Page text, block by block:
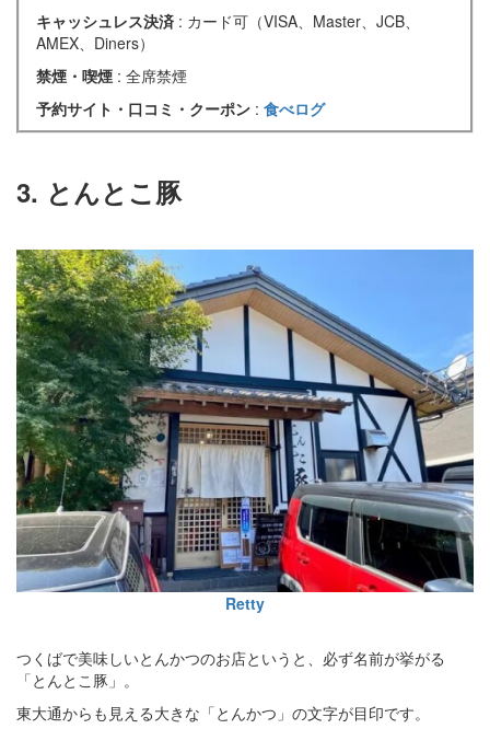
キャッシュレス決済 : カード可（VISA、Master、JCB、
AMEX、Diners）
禁煙・喫煙 : 全席禁煙
予約サイト・口コミ・クーポン : 食べログ
3. とんとこ豚
Retty
つくばで美味しいとんかつのお店というと、必ず名前が挙がる
「とんとこ豚」。
東大通からも見える大きな「とんかつ」の文字が目印です。